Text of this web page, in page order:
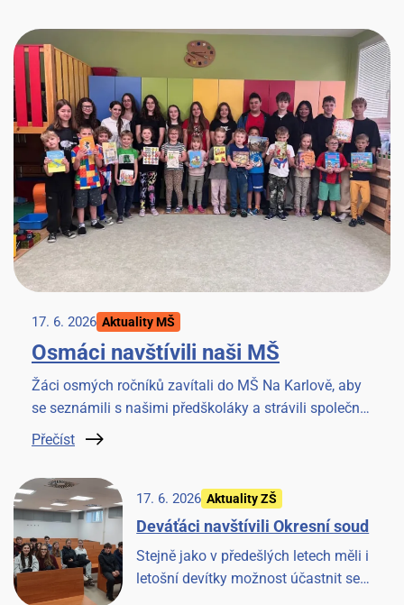
17. 6. 2026 Aktuality MŠ
Osmáci navštívili naši MŠ
Žáci osmých ročníků zavítali do MŠ Na Karlově, aby
se seznámili s našimi předškoláky a strávili společné
chvilky četbou knížky. Akci si užili všichni.
Přečíst
17. 6. 2026 Aktuality ZŠ
Deváťáci navštívili Okresní soud
Stejně jako v předešlých letech měli i
letošní devítky možnost účastnit se